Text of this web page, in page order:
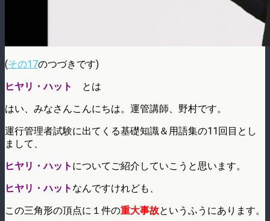
(その17のつづきです)
ヒヤリ・ハット
とは
はい、みなさんこんにちは。運管講師、野村です。
運行管理者試験に出てくる基礎知識＆用語集の11回目とし
まして、
ヒヤリ・ハット についてご紹介していこうと思います。
ヒヤリ・ハット なんですけれども、
この三角形の頂点に１件の重大事故というふうにあります。